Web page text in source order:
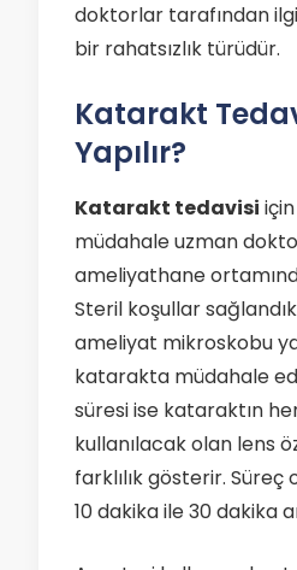
doktorlar tarafından
bir rahatsızlık türüdür.
Katarakt
Yapılır?
Katarakt tedavisi
müdahale uzman
ameliyathane
Steril koşullar
ameliyat mikroskobu
katarakta müdahale
süresi ise kataraktın
kullanılacak olan lens
farklılık gösterir.
10 dakika ile 30 dakika